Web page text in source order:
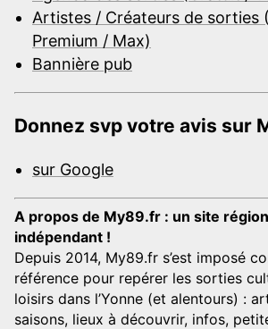
Artistes / Créateurs de sorties
Premium / Max)
Bannière pub
Donnez svp votre avis sur
sur Google
A propos de My89.fr : un site
indépendant !
Depuis 2014, My89.fr s’est imposé
référence pour repérer les sorties
loisirs dans l’Yonne (et alentours) :
saisons, lieux à découvrir, infos,